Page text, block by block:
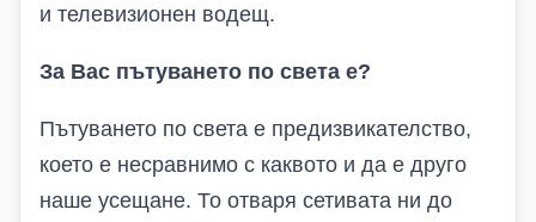
и телевизионен водещ.
За Вас пътуването по света е?
Пътуването по света е предизвикателство,
което е несравнимо с каквото и да е друго
наше усещане. То отваря сетивата ни до